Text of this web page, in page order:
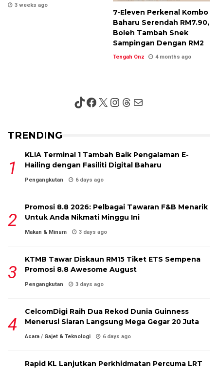
3 weeks ago
7-Eleven Perkenal Kombo
Baharu Serendah RM7.90,
Boleh Tambah Snek
Sampingan Dengan RM2
Tengah Onz 4 months ago
TikTok
Facebook
X Instagram
Threads
Mail
TRENDING
KLIA Terminal 1 Tambah Baik Pengalaman E-
Hailing dengan Fasiliti Digital Baharu
Pengangkutan 6 days ago
Promosi 8.8 2026: Pelbagai Tawaran F&B Menarik
Untuk Anda Nikmati Minggu Ini
Makan & Minum 3 days ago
KTMB Tawar Diskaun RM15 Tiket ETS Sempena
Promosi 8.8 Awesome August
Pengangkutan 3 days ago
CelcomDigi Raih Dua Rekod Dunia Guinness
Menerusi Siaran Langsung Mega Gegar 20 Juta
Acara / Gajet & Teknologi 6 days ago
Rapid KL Lanjutkan Perkhidmatan Percuma LRT